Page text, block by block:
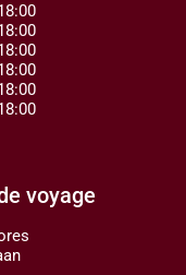
voyage